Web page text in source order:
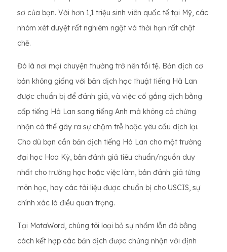
sơ của bạn. Với hơn 1,1 triệu sinh viên quốc tế tại Mỹ, các
nhóm xét duyệt rất nghiêm ngặt và thời hạn rất chặt
chẽ.
Đó là nơi mọi chuyện thường trở nên tồi tệ. Bản dịch cơ
bản không giống với bản dịch học thuật tiếng Hà Lan
được chuẩn bị để đánh giá, và việc cố gắng dịch bằng
cấp tiếng Hà Lan sang tiếng Anh mà không có chứng
nhận có thể gây ra sự chậm trễ hoặc yêu cầu dịch lại.
Cho dù bạn cần bản dịch tiếng Hà Lan cho một trường
đại học Hoa Kỳ, bản đánh giá tiêu chuẩn/nguồn duy
nhất cho trường học hoặc việc làm, bản đánh giá từng
môn học, hay các tài liệu được chuẩn bị cho USCIS, sự
chính xác là điều quan trọng.
Tại MotaWord, chúng tôi loại bỏ sự nhầm lẫn đó bằng
cách kết hợp các bản dịch được chứng nhận với định